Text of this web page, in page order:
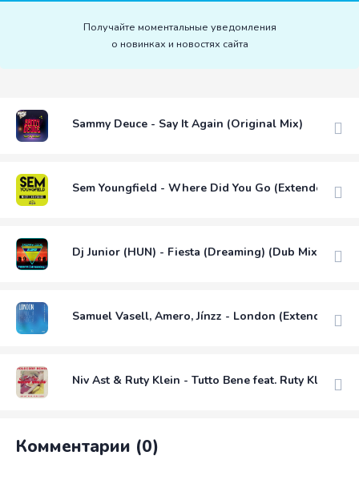
Получайте моментальные уведомления
о новинках и новостях сайта
Sammy Deuce - Say It Again (Original Mix)
Sem Youngfield - Where Did You Go (Extended Mix)
Dj Junior (HUN) - Fiesta (Dreaming) (Dub Mix)
Samuel Vasell, Amero, Jínzz - London (Extended
Niv Ast & Ruty Klein - Tutto Bene feat. Ruty Klein
Комментарии (0)